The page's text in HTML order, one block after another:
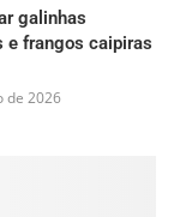
galinhas
e frangos caipiras
de 2026